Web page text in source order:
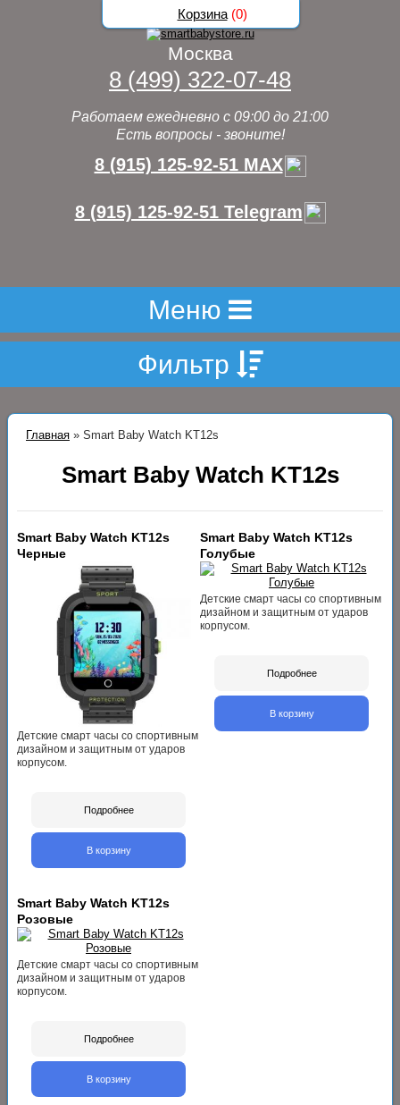
Москва
8 (499) 322-07-48
Работаем ежедневно с 09:00 до 21:00
Есть вопросы - звоните!
8 (915) 125-92-51 MAX
8 (915) 125-92-51 Telegram
Меню
Фильтр
Главная » Smart Baby Watch KT12s
Smart Baby Watch KT12s
Smart Baby Watch KT12s
Черные
Детские смарт часы со спортивным
дизайном и защитным от ударов
корпусом.
Подробнее
В корзину
Smart Baby Watch KT12s
Голубые
Детские смарт часы со спортивным
дизайном и защитным от ударов
корпусом.
Подробнее
В корзину
Smart Baby Watch KT12s
Розовые
Детские смарт часы со спортивным
дизайном и защитным от ударов
корпусом.
Подробнее
В корзину
Корзина(0)